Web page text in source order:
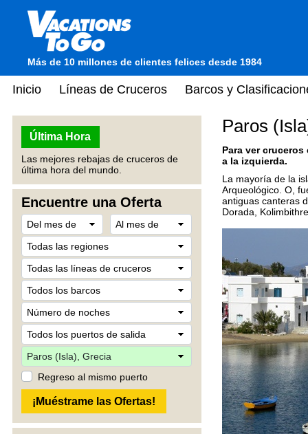
Más de 10 millones de clientes felices desde 1984
Inicio Líneas de Cruceros Barcos y
Última Hora
Las mejores rebajas de cruceros de
última hora del mundo.
Encuentre una Oferta
Regreso al mismo puerto
Paros
Para ver
a la izquierda.
La mayoría de la
Arqueológico. O,
antiguas canteras
Dorada,